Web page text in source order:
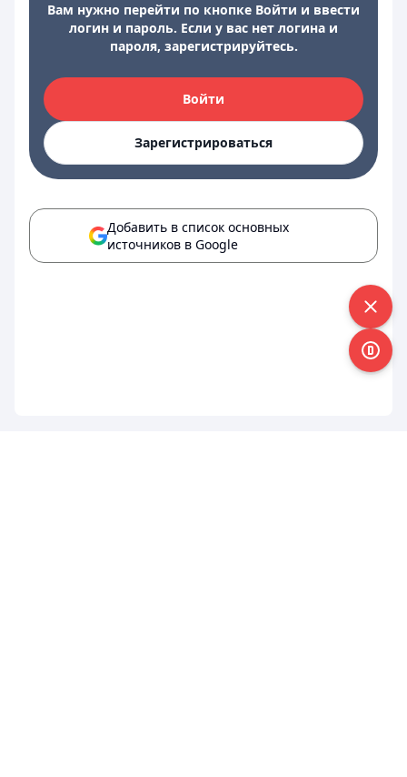
Вам нужно перейти по кнопке Войти и ввести
логин и пароль. Если у вас нет логина и
пароля, зарегистрируйтесь.
Войти
Зарегистрироваться
Добавить в список основных
источников в Google